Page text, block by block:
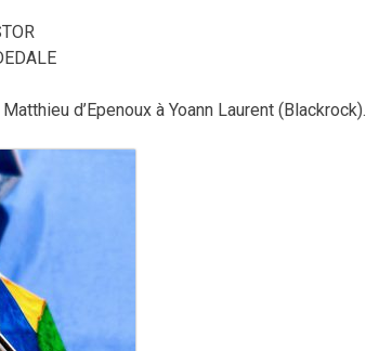
d’Epenoux à Yoann Laurent (Blackrock).